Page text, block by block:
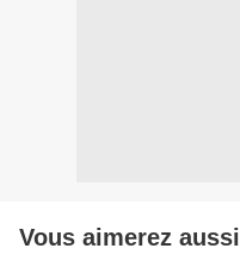
Vous aimerez aussi